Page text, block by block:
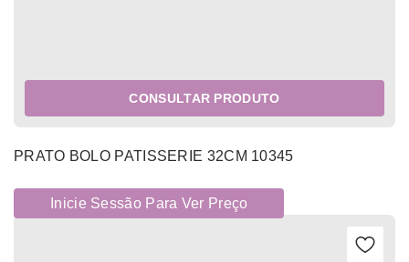
CONSULTAR PRODUTO
PRATO BOLO PATISSERIE 32CM 10345
Inicie Sessão Para Ver Preço